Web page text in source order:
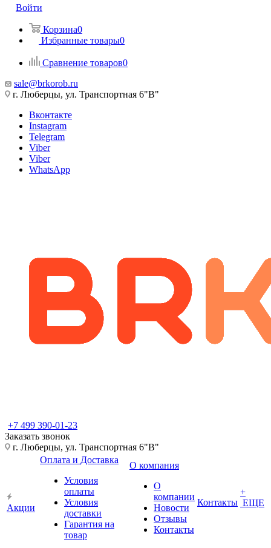
Войти
Корзина0
Избранные товары0
Сравнение товаров0
sale@brkorob.ru
г. Люберцы, ул. Транспортная 6"В"
Вконтакте
Instagram
Telegram
Viber
Viber
WhatsApp
+7 499 390-01-23
Заказать звонок
г. Люберцы, ул. Транспортная 6"В"
Акции
Оплата и Доставка
Условия
оплаты
Условия
доставки
Гарантия на
товар
О компания
О
компании
Новости
Отзывы
Контакты
Контакты
+
ЕЩЕ